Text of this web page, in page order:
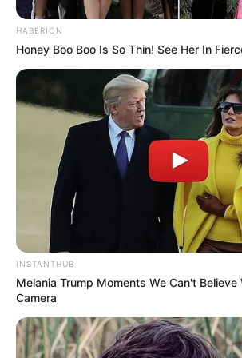
HABERION
Honey Boo Boo Is So Thin! See Her In
INSTANTHUB
Melania Trump Moments We Can't Believe
Camera